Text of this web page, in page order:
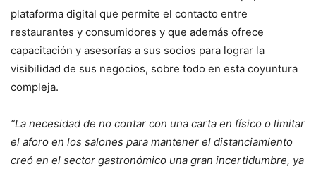
plataforma digital que permite el contacto entre
restaurantes y consumidores y que además ofrece
capacitación y asesorías a sus socios para lograr la
visibilidad de sus negocios, sobre todo en esta coyuntura
compleja.
“La necesidad de no contar con una carta en físico o limitar
el aforo en los salones para mantener el distanciamiento
creó en el sector gastronómico una gran incertidumbre, ya